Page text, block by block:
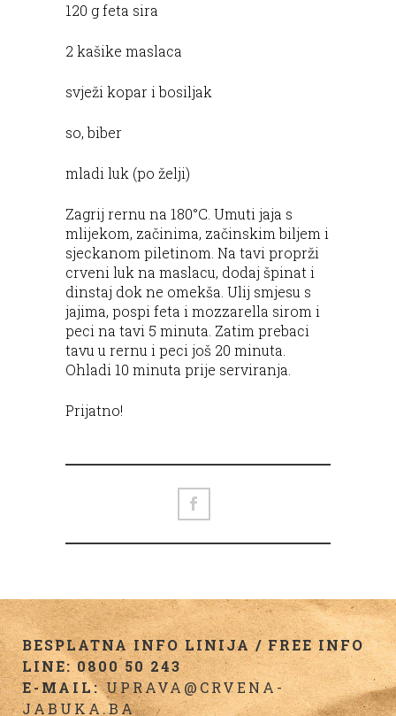
120 g feta sira
2 kašike maslaca
svježi kopar i bosiljak
so, biber
mladi luk (po želji)
Zagrij rernu na 180°C. Umuti jaja s
mlijekom, začinima, začinskim biljem i
sjeckanom piletinom. Na tavi proprži
crveni luk na maslacu, dodaj špinat i
dinstaj dok ne omekša. Ulij smjesu s
jajima, pospi feta i mozzarella sirom i
peci na tavi 5 minuta. Zatim prebaci
tavu u rernu i peci još 20 minuta.
Ohladi 10 minuta prije serviranja.
Prijatno!
BESPLATNA INFO LINIJA / FREE INFO
LINE: 0800 50 243
E-MAIL:UPRAVA@CRVENA-
JABUKA.BA